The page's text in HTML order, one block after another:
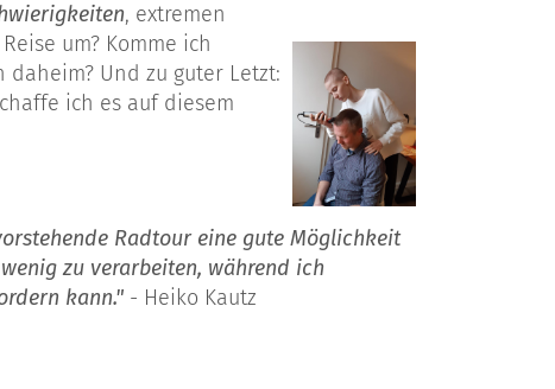
, extremen
um? Komme ich
Und zu guter Letzt:
ich es auf diesem
Radtour eine gute Möglichkeit
zu verarbeiten, während ich
kann." - Heiko Kautz